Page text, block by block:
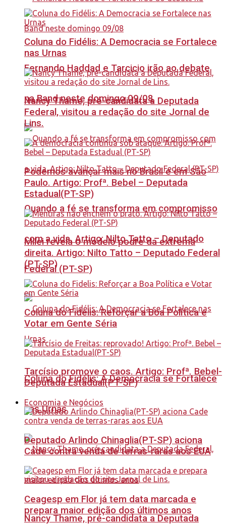
Fernando Haddad e Tarcicio irão ao debate
na Band neste domingo 09/08
Quando a fé se transforma em compromisso
com a vida. Artigo: Nilto Tatto – Deputado
Federal (PT-SP)
Coluna do Fidélis: A Democracia se Fortalece
nas Urnas
Nancy Thame, pré-candidata a Deputada
Coluna do Fidélis: A Democracia se Fortalece
nas Urnas
Nancy Thame, pré-candidata a Deputada
Federal, visitou a redação do site Jornal de
Lins.
Podemos avançar mais no Brasil e em São
Paulo. Artigo: Profª. Bebel – Deputada
Estadual(PT-SP)
Milei revela o modelo podre da extrema
direita. Artigo: Nilto Tatto – Deputado Federal
(PT-SP)
Coluna do Fidelis: Reforçar a Boa Política e
Votar em Gente Séria
Tarcísio promove o caos. Artigo: Profª. Bebel-
Deputada Estadual(PT-SP)
Economia e Negócios
Deputado Arlindo Chinaglia(PT-SP) aciona
Cade contra venda de terras-raras aos EUA
Ceagesp em Flor já tem data marcada e
prepara maior edição dos últimos anos